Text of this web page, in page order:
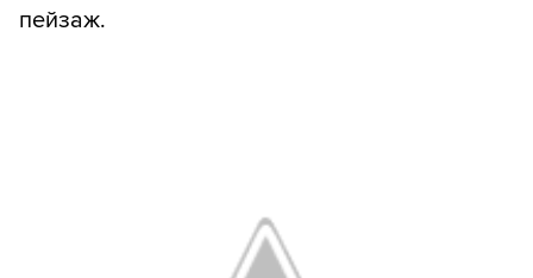
пейзаж.